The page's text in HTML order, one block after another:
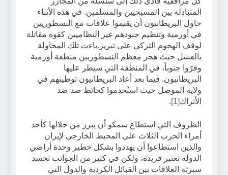
المتبادلة بين المسيحيين والمسلمين. في هذه الأثناء
حاول البريطانيون أن يقيموا علاقات مع النسطوريين
في أورمية وتنظيم جنودهم غير النظاميين كقوة مقاتلة
لوقف الهجوم التركي على تبريز.باءت تلك المحاولة
بالفشل حيث هجر معظم النسطوريين منطقة أورمية
وفرّوا جنوباً، في المنطقة التي سيطر عليها
البريطانيون. فيما بعد أعاد البريطانيون توطينهم في
ولاية الموصل حيث استُخدِموا كحائط صد ضد
الأتراك[1]
.
الظروف التي استطاع سمكو أن يبرز من خلالها كأحد
أمراء الحرب الثلاث على المحيط الخارجي لإيران
والذين استطاعوا أن يهددوا بشكل خطير وحدة أراضي
الدولة تعتبر فريدة، ولكن في كثير من الجوانب تجسد
سيرته العلاقات بين القبائل الكردية والدول التي